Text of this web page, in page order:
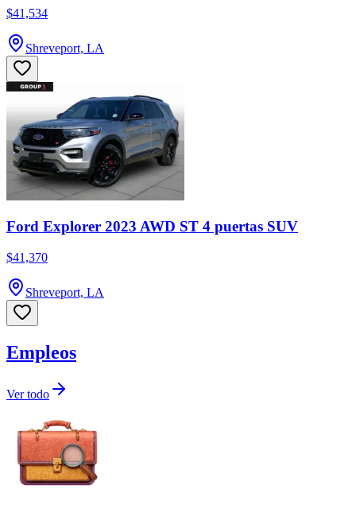
$41,534
Shreveport, LA
Ford Explorer 2023 AWD ST 4 puertas SUV
$41,370
Shreveport, LA
Empleos
Ver todo